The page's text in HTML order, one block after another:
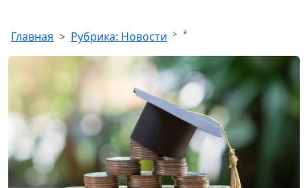
Главная Рубрика: Новости *